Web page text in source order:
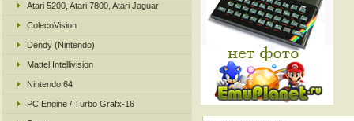
Atari 5200, Atari 7800, Atari Jaguar
ColecoVision
Dendy (Nintendo)
Mattel Intellivision
Nintendo 64
PC Engine / Turbo Grafx-16